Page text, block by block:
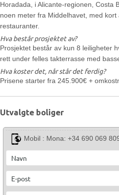
Horadada, i Alicante-regionen, Costa
noen meter fra Middelhavet, med
restauranter.
Hva består prosjektet av?
Prosjektet består av kun 8 leiligheter
rett under felles takterrasse med
Hva koster det, når står det ferdig?
Prisene starter fra 245.900€ +
Utvalgte boliger
Mobil : Mona: +34 690 069